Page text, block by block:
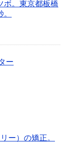
ボ。東京都板橋
ー
ー）の矯正。